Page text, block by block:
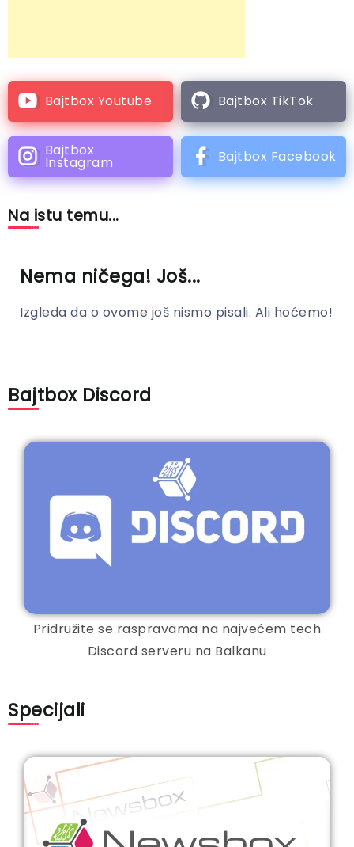
Bajtbox Youtube Bajtbox TikTok
Bajtbox
Instagram Bajtbox Facebook
Na istu temu...
Nema ničega! Još...
Izgleda da o ovome još nismo pisali. Ali hoćemo!
Bajtbox Discord
Pridružite se raspravama na najvećem tech
Discord serveru na Balkanu
Specijali